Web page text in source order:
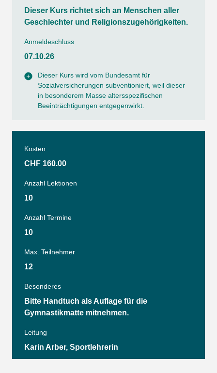
Dieser Kurs richtet sich an Menschen aller
Geschlechter und Religionszugehörigkeiten.
Anmeldeschluss
07.10.26
Dieser Kurs wird vom Bundesamt für
Sozialversicherungen subventioniert, weil dieser
in besonderem Masse altersspezifischen
Beeinträchtigungen entgegenwirkt.
Kosten
CHF 160.00
Anzahl Lektionen
10
Anzahl Termine
10
Max. Teilnehmer
12
Besonderes
Bitte Handtuch als Auflage für die
Gymnastikmatte mitnehmen.
Leitung
Karin Arber, Sportlehrerin